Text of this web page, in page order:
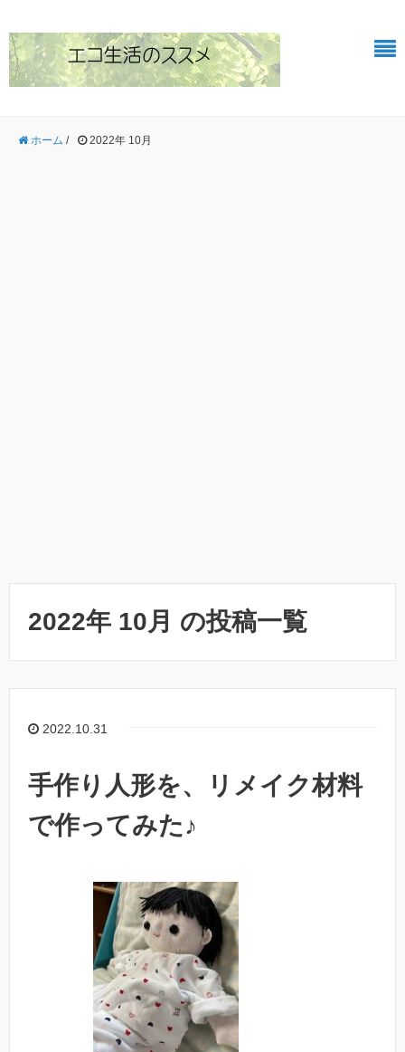
ホーム / 2022年 10月
2022年 10月 の投稿一覧
2022.10.31
手作り人形を、リメイク材料
で作ってみた♪